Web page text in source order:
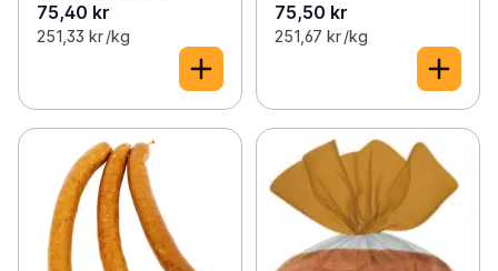
75,40 kr
251,33 kr /kg
75,50 kr
251,67 kr /kg